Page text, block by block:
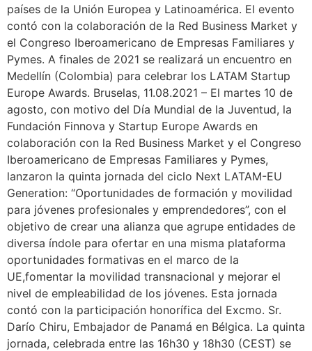
países de la Unión Europea y Latinoamérica. El evento
contó con la colaboración de la Red Business Market y
el Congreso Iberoamericano de Empresas Familiares y
Pymes. A finales de 2021 se realizará un encuentro en
Medellín (Colombia) para celebrar los LATAM Startup
Europe Awards. Bruselas, 11.08.2021 – El martes 10 de
agosto, con motivo del Día Mundial de la Juventud, la
Fundación Finnova y Startup Europe Awards en
colaboración con la Red Business Market y el Congreso
Iberoamericano de Empresas Familiares y Pymes,
lanzaron la quinta jornada del ciclo Next LATAM-EU
Generation: “Oportunidades de formación y movilidad
para jóvenes profesionales y emprendedores”, con el
objetivo de crear una alianza que agrupe entidades de
diversa índole para ofertar en una misma plataforma
oportunidades formativas en el marco de la
UE,fomentar la movilidad transnacional y mejorar el
nivel de empleabilidad de los jóvenes. Esta jornada
contó con la participación honorífica del Excmo. Sr.
Darío Chiru, Embajador de Panamá en Bélgica. La quinta
jornada, celebrada entre las 16h30 y 18h30 (CEST) se